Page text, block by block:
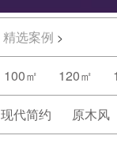
精选案例 >
100㎡ 120㎡
现代简约 原木风